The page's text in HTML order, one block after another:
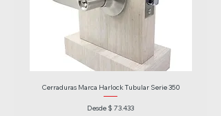
Cerraduras Marca Harlock Tubular Serie 350
Desde $ 73.433
Precio de oferta